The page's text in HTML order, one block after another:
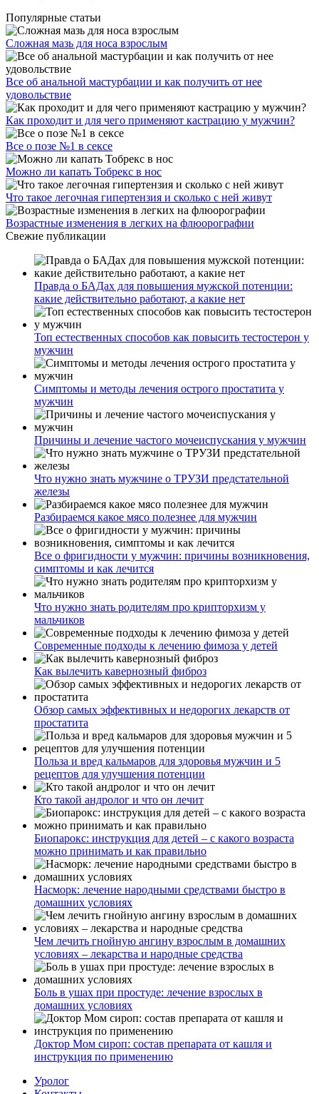
Популярные статьи
Сложная мазь для носа взрослым
Все об анальной мастурбации и как получить от нее
удовольствие
Как проходит и для чего применяют кастрацию у мужчин?
Все о позе №1 в сексе
Можно ли капать Тобрекс в нос
Что такое легочная гипертензия и сколько с ней живут
Возрастные изменения в легких на флюорографии
Свежие публикации
Правда о БАДах для повышения мужской потенции:
какие действительно работают, а какие нет
Топ естественных способов как повысить тестостерон у
мужчин
Симптомы и методы лечения острого простатита у
мужчин
Причины и лечение частого мочеиспускания у мужчин
Что нужно знать мужчине о ТРУЗИ предстательной
железы
Разбираемся какое мясо полезнее для мужчин
Все о фригидности у мужчин: причины возникновения,
симптомы и как лечится
Что нужно знать родителям про крипторхизм у
мальчиков
Современные подходы к лечению фимоза у детей
Как вылечить кавернозный фиброз
Обзор самых эффективных и недорогих лекарств от
простатита
Польза и вред кальмаров для здоровья мужчин и 5
рецептов для улучшения потенции
Кто такой андролог и что он лечит
Биопарокс: инструкция для детей – с какого возраста
можно принимать и как правильно
Насморк: лечение народными средствами быстро в
домашних условиях
Чем лечить гнойную ангину взрослым в домашних
условиях – лекарства и народные средства
Боль в ушах при простуде: лечение взрослых в
домашних условиях
Доктор Мом сироп: состав препарата от кашля и
инструкция по применению
Уролог